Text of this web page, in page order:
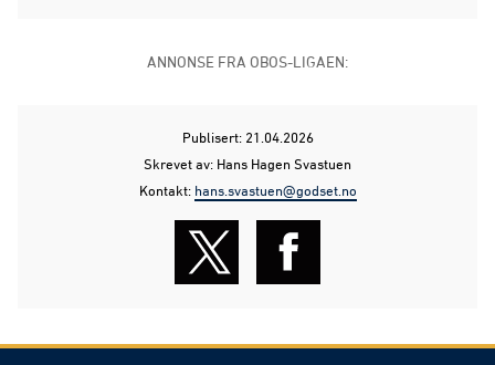
ANNONSE FRA OBOS-LIGAEN:
Publisert: 21.04.2026
Skrevet av: Hans Hagen Svastuen
Kontakt: hans.svastuen@godset.no